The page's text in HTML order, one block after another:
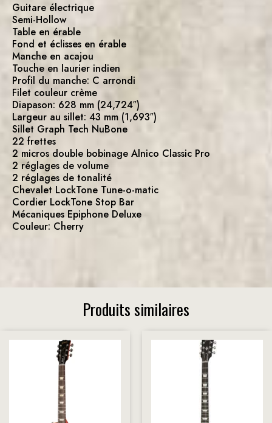
Guitare électrique
Semi-Hollow
Table en érable
Fond et éclisses en érable
Manche en acajou
Touche en laurier indien
Profil du manche: C arrondi
Filet couleur crème
Diapason: 628 mm (24,724″)
Largeur au sillet: 43 mm (1,693″)
Sillet Graph Tech NuBone
22 frettes
2 micros double bobinage Alnico Classic Pro
2 réglages de volume
2 réglages de tonalité
Chevalet LockTone Tune-o-matic
Cordier LockTone Stop Bar
Mécaniques Epiphone Deluxe
Couleur: Cherry
Produits similaires